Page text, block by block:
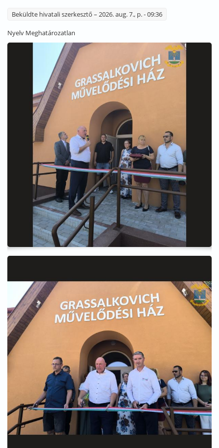
Beküldte hivatali szerkesztő – 2026. aug. 7., p. - 09:36
Nyelv Meghatározatlan